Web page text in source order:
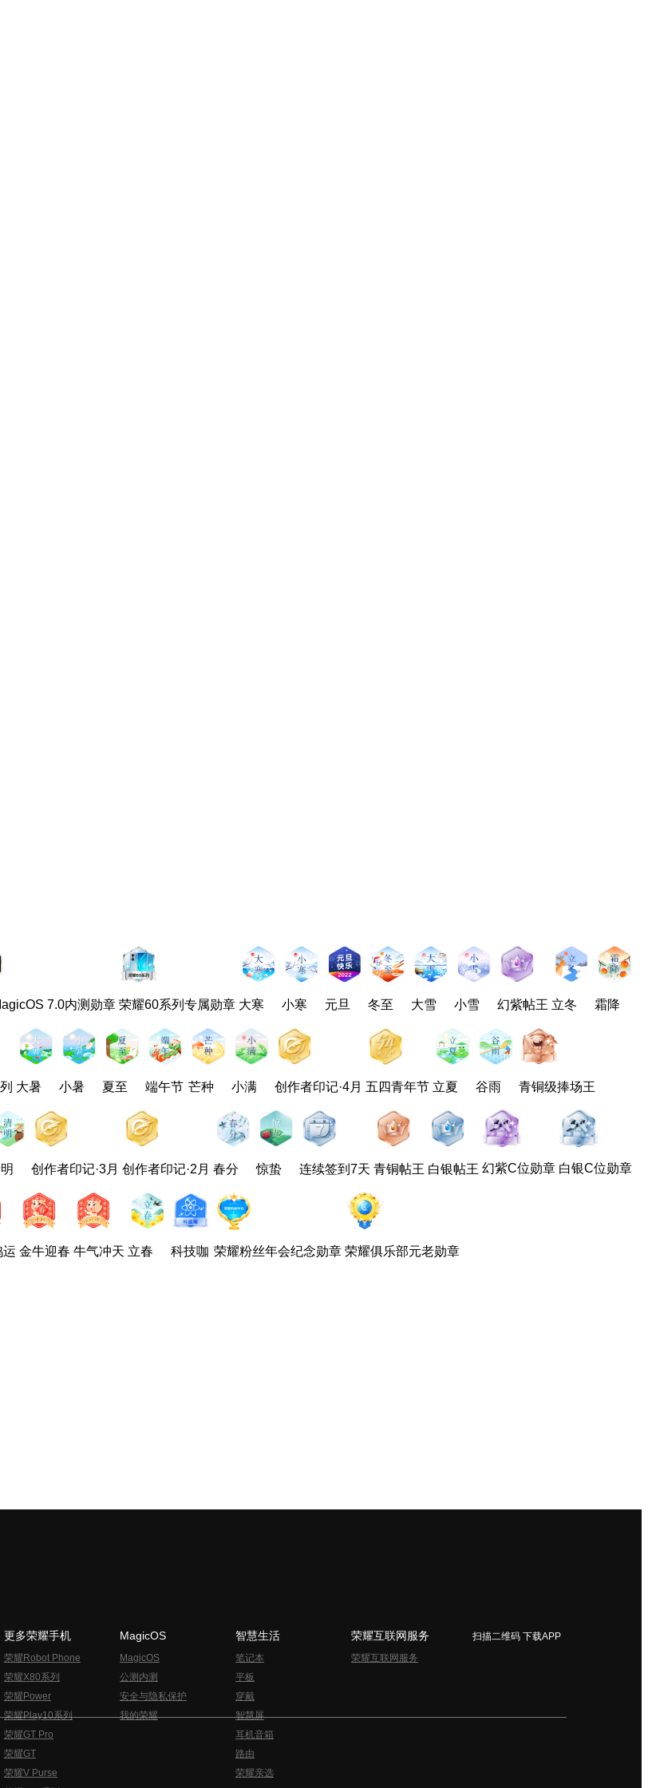
7.0内测勋章 荣耀60系列专属勋章 大寒 小寒 元旦 冬至 大雪 小雪 幻紫帖王 立冬 霜降
大暑 小暑 夏至 端午节 芒种 小满 创作者印记·4月 五四青年节 立夏 谷雨 青铜级捧场王
创作者印记·3月 创作者印记·2月 春分 惊蛰 连续签到7天 青铜帖王 白银帖王 幻紫C位勋章 白银C位勋章
运 金牛迎春 牛气冲天 立春 科技咖 荣耀粉丝年会纪念勋章 荣耀俱乐部元老勋章
更多荣耀手机
荣耀Robot Phone
荣耀X80系列
荣耀Power
荣耀Play10系列
荣耀GT Pro
荣耀GT
荣耀V Purse
MagicOS
MagicOS
公测内测
安全与隐私保护
我的荣耀
智慧生活
笔记本
平板
穿戴
智慧屏
耳机音箱
路由
荣耀亲选
荣耀互联网服务
荣耀互联网服务
扫描二维码 下载APP